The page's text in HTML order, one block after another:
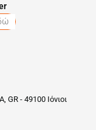
- 49100 Ιόνιοι